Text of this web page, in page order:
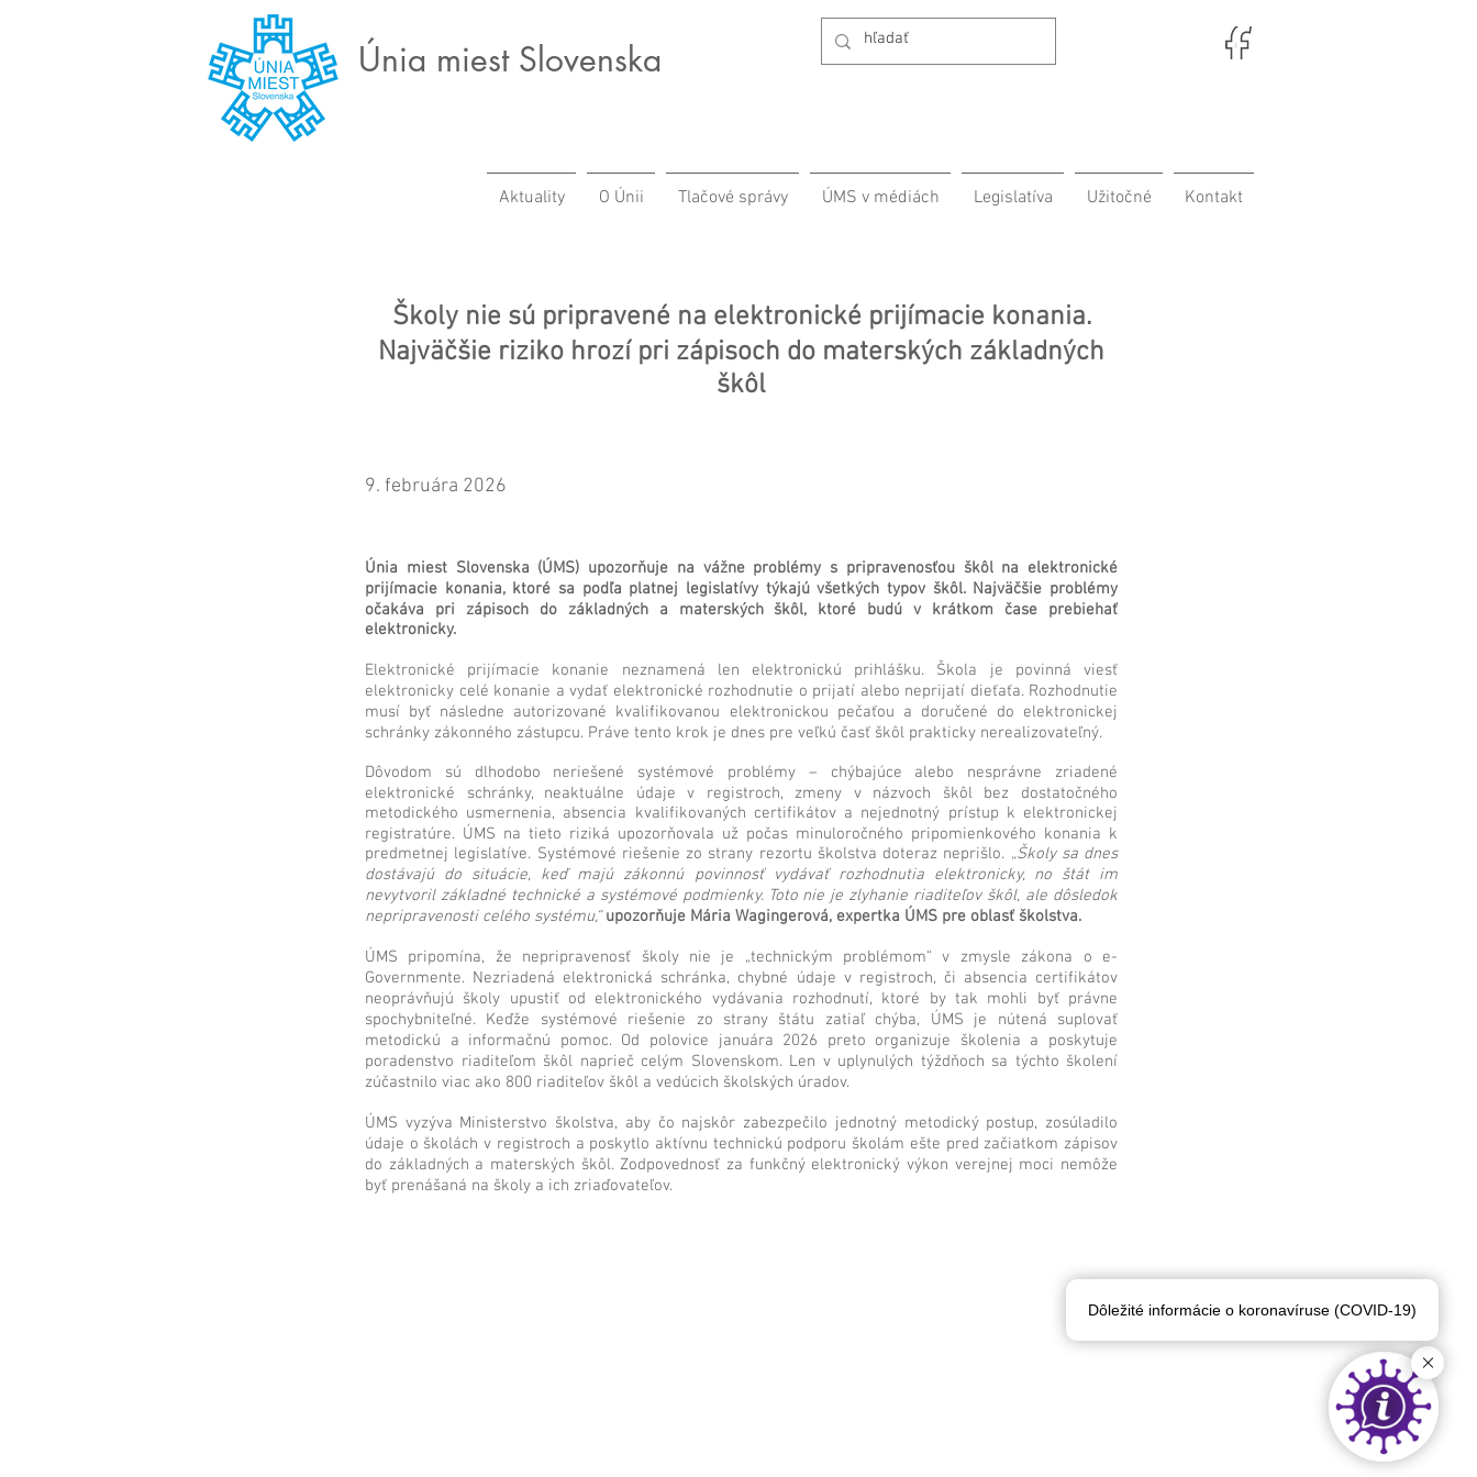
Únia miest Slovenska
Aktuality O Únii Tlačové správy ÚMS v médiách Legislatíva Užitočné Kontakt
Školy nie sú pripravené na elektronické prijímacie konania.
Najväčšie riziko hrozí pri zápisoch do materských základných
škôl
9. februára 2026
Únia miest Slovenska (ÚMS) upozorňuje na vážne problémy s pripravenosťou škôl na elektronické
prijímacie konania, ktoré sa podľa platnej legislatívy týkajú všetkých typov škôl. Najväčšie problémy
očakáva pri zápisoch do základných a materských škôl, ktoré budú v krátkom čase prebiehať
elektronicky.
Elektronické prijímacie konanie neznamená len elektronickú prihlášku. Škola je povinná viesť
elektronicky celé konanie a vydať elektronické rozhodnutie o prijatí alebo neprijatí dieťaťa. Rozhodnutie
musí byť následne autorizované kvalifikovanou elektronickou pečaťou a doručené do elektronickej
schránky zákonného zástupcu. Práve tento krok je dnes pre veľkú časť škôl prakticky nerealizovateľný.
Dôvodom sú dlhodobo neriešené systémové problémy – chýbajúce alebo nesprávne zriadené
elektronické schránky, neaktuálne údaje v registroch, zmeny v názvoch škôl bez dostatočného
metodického usmernenia, absencia kvalifikovaných certifikátov a nejednotný prístup k elektronickej
registratúre. ÚMS na tieto riziká upozorňovala už počas minuloročného pripomienkového konania k
predmetnej legislatíve. Systémové riešenie zo strany rezortu školstva doteraz neprišlo. „Školy sa dnes
dostávajú do situácie, keď majú zákonnú povinnosť vydávať rozhodnutia elektronicky, no štát im
nevytvoril základné technické a systémové podmienky. Toto nie je zlyhanie riaditeľov škôl, ale dôsledok
nepripravenosti celého systému,“ upozorňuje Mária Wagingerová, expertka ÚMS pre oblasť školstva.
ÚMS pripomína, že nepripravenosť školy nie je „technickým problémom“ v zmysle zákona o e-
Governmente. Nezriadená elektronická schránka, chybné údaje v registroch, či absencia certifikátov
neoprávňujú školy upustiť od elektronického vydávania rozhodnutí, ktoré by tak mohli byť právne
spochybniteľné. Keďže systémové riešenie zo strany štátu zatiaľ chýba, ÚMS je nútená suplovať
metodickú a informačnú pomoc. Od polovice januára 2026 preto organizuje školenia a poskytuje
poradenstvo riaditeľom škôl naprieč celým Slovenskom. Len v uplynulých týždňoch sa týchto školení
zúčastnilo viac ako 800 riaditeľov škôl a vedúcich školských úradov.
ÚMS vyzýva Ministerstvo školstva, aby čo najskôr zabezpečilo jednotný metodický postup, zosúladilo
údaje o školách v registroch a poskytlo aktívnu technickú podporu školám ešte pred začiatkom zápisov
do základných a materských škôl. Zodpovednosť za funkčný elektronický výkon verejnej moci nemôže
byť prenášaná na školy a ich zriaďovateľov.
Dôležité informácie o koronavíruse (COVID-19)